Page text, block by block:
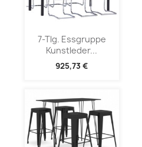
7-Tlg. Essgruppe
Kunstleder...
925,73 €